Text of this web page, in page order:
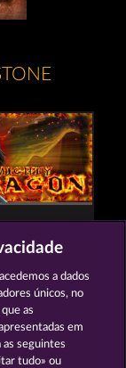
a dados
únicos, no
as
em
as seguintes
tudo» ou